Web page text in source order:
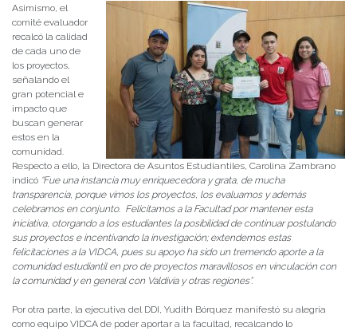
Asimismo, el
comité evaluador
recalcó la calidad
de cada uno de
los proyectos,
señalando el
gran potencial e
impacto que
buscan generar
estos en la
comunidad.
Respecto a ello, la Directora de Asuntos Estudiantiles, Carolina Zambrano
indicó “Fue una instancia muy enriquecedora y grata, de mucha
transparencia, porque vimos los proyectos, los evaluamos y además
celebramos en conjunto. Felicitamos a la Facultad por mantener esta
iniciativa, otorgando a los estudiantes la posibilidad de continuar postulando
sus proyectos e incentivando la investigación; extendemos estas
felicitaciones a la VIDCA, pues su apoyo ha sido un tremendo aporte a la
comunidad estudiantil en pro de proyectos maravillosos en vinculación con
la comunidad y en general con Valdivia y otras regiones”.
Por otra parte, la ejecutiva del DDI, Yudith Bórquez manifestó su alegría
como equipo VIDCA de poder aportar a la facultad, recalcando lo